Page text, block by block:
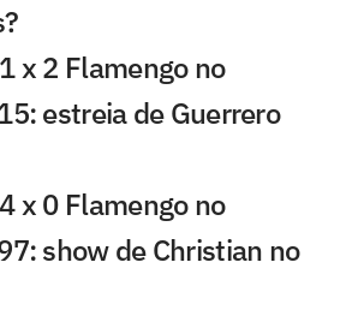
x 2 Flamengo no
estreia de Guerrero
x 0 Flamengo no
show de Christian no